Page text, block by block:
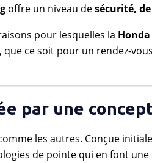
offre un niveau desécurité,
pour lesquelles la
ce soit pour un rendez-
par une
les autres. Conçue
de pointe qui en font